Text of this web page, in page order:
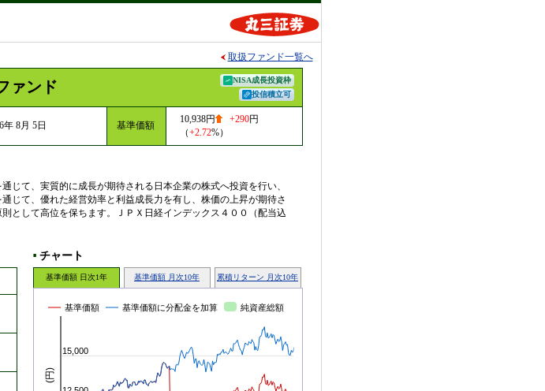
取扱ファンド一覧へ
ァンド
NISA成長投資枠
投信積立可
年 8月 5日 基準価額
10,938円 +290円
（+2.72%）
じて、実質的に成長が期待される日本企業の株式へ投資を行い、
じて、優れた経営効率と利益成長力を有し、株価の上昇が期待さ
として高位を保ちます。ＪＰＸ日経インデックス４００（配当込
■チャート
基準価額 日次1年 基準価額 月次10年 累積リターン 月次10年
(円)
基準価額 基準価額に分配金を加算 純資産総額
15,000